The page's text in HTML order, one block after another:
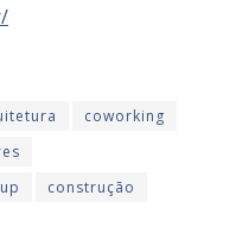
coworking
construção